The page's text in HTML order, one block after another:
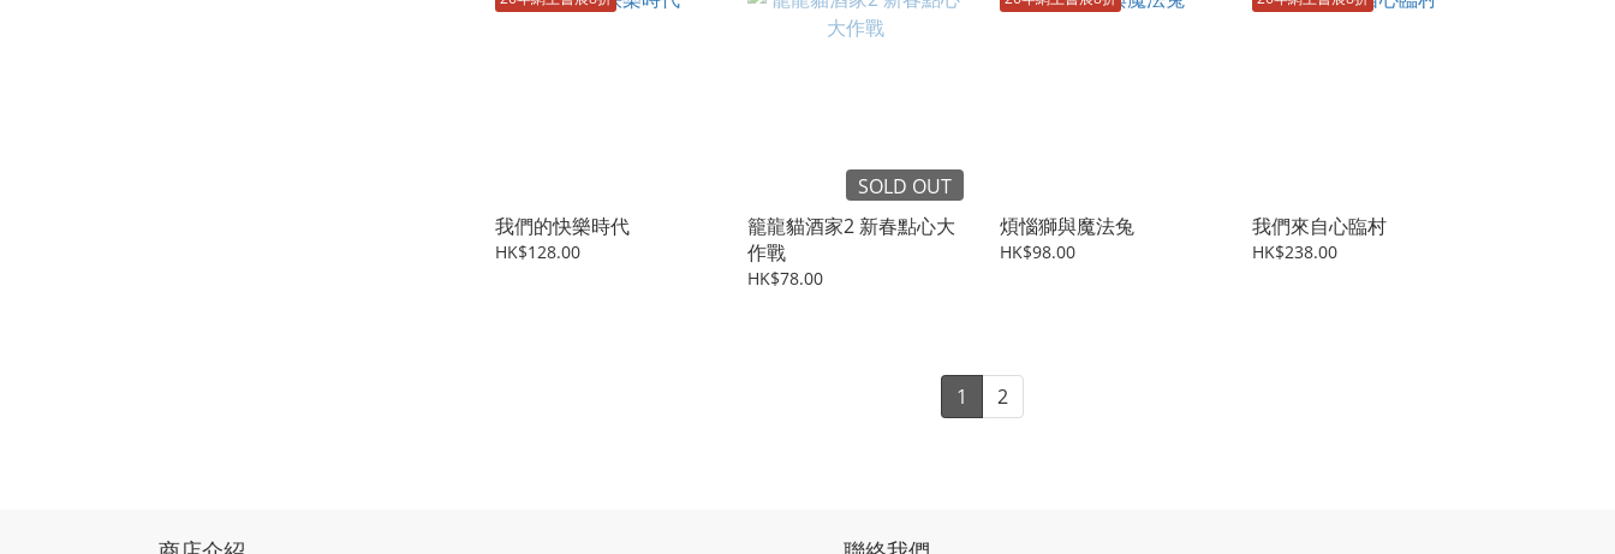
我們的快樂時代
HK$128.00
SOLD OUT
籠龍貓酒家2 新春點心大
作戰
HK$78.00
煩惱獅與魔法兔
HK$98.00
我們來自心臨村
HK$238.00
1 2